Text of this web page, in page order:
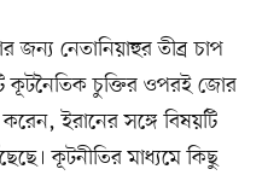
নেতানিয়াহুর তীব্র চাপ
কূটনৈতিক চুক্তির ওপরই জোর
ইরানের সঙ্গে বিষয়টি
কূটনীতির মাধ্যমে কিছু